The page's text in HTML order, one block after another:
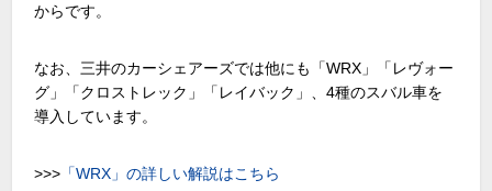
からです。
なお、三井のカーシェアーズでは他にも「WRX」「レヴォー
グ」「クロストレック」「レイバック」、4種のスバル車を
導入しています。
>>> 「WRX」の詳しい解説はこちら